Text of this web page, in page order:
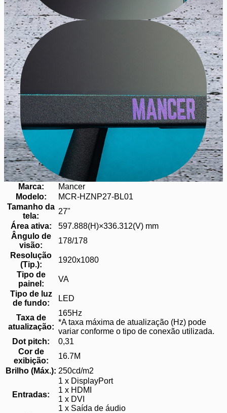
Marca:
Mancer
Modelo:
MCR-HZNP27-BL01
Tamanho da
tela:
27"
Área ativa:
597.888(H)×336.312(V) mm
Ângulo de
visão:
178/178
Resolução
(Tip.):
1920x1080
Tipo de
painel:
VA
Tipo de luz
de fundo:
LED
Taxa de
atualização:
165Hz
*A taxa máxima de atualização (Hz) pode
variar conforme o tipo de conexão utilizada.
Dot pitch:
0,31
Cor de
exibição:
16.7M
Brilho (Máx.): 250cd/m2
Entradas:
1 x DisplayPort
1 x HDMI
1 x DVI
1 x Saída de áudio